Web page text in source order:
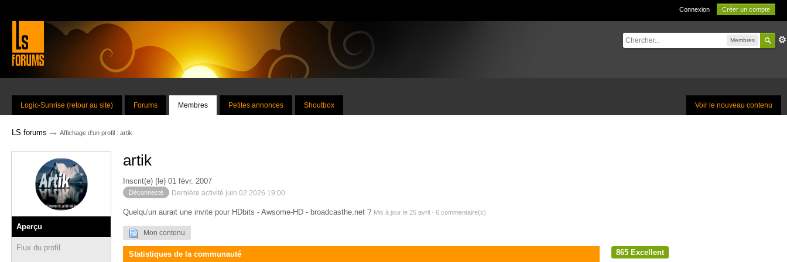
Connexion Créer un compte
Membres
Voir le nouveau contenu
Logic-Sunrise (retour au site) Forums Membres Petites annonces Shoutbox
LS forums → Affichage d'un profil : artik
Aperçu
Flux du profil
artik
Inscrit(e) (le) 01 févr. 2007
Déconnecté Dernière activité juin 02 2026 19:00
Quelqu'un aurait une invite pour HDbits - Awsome-HD - broadcasthe.net ? Mis à jour le 25 avril · 6 commentaire(s)
Mon contenu
Statistiques de la communauté 865 Excellent